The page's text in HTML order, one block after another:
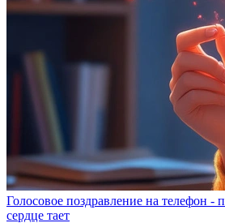
Голосовое поздравление на телефон -
сердце тает